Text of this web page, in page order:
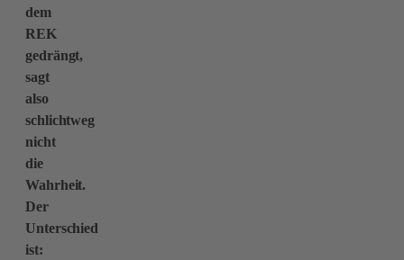
dem
REK
gedrängt,
sagt
also
schlichtweg
nicht
die
Wahrheit.
Der
Unterschied
ist: